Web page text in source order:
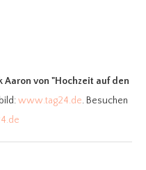
Aaron von "Hochzeit auf den
www.tag24.de. Besuchen